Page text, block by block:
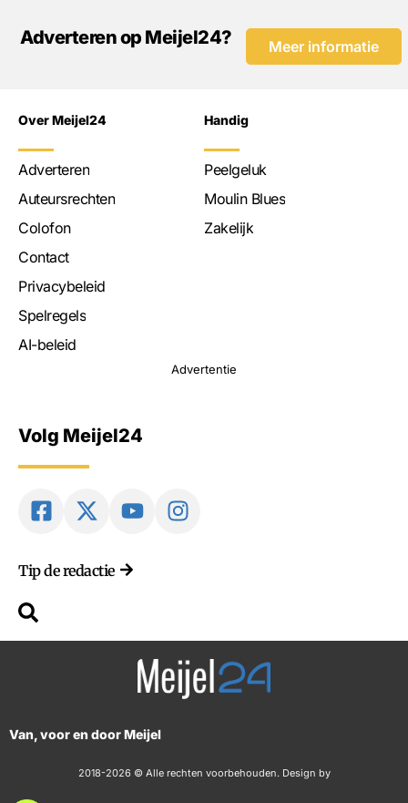
Adverteren op Meijel24? Meer informatie
Over Meijel24
Adverteren
Auteursrechten
Colofon
Contact
Privacybeleid
Spelregels
AI-beleid
Handig
Peelgeluk
Moulin Blues
Zakelijk
Advertentie
Volg Meijel24
Tip de redactie
Van, voor en door Meijel
2018-2026 © Alle rechten voorbehouden. Design by